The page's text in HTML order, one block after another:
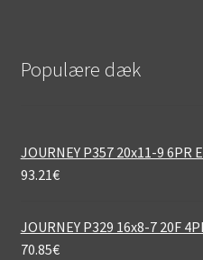
Populære dæk
JOURNEY P357 20x11-9 6PR
93.21€
JOURNEY P329 16x8-7 20F
70.85€